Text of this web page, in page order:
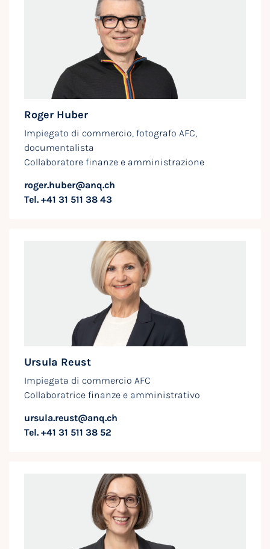
Roger Huber
Impiegato di commercio, fotografo AFC,
documentalista
Collaboratore finanze e amministrazione
roger.huber@anq.ch
Tel. +41 31 511 38 43
Ursula Reust
Impiegata di commercio AFC
Collaboratrice finanze e amministrativo
ursula.reust@anq.ch
Tel. +41 31 511 38 52